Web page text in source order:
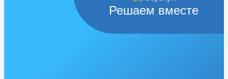
Решаем вместе